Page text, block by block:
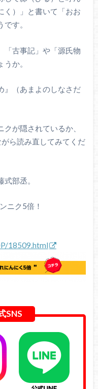
く）」と書いて「おお
す。
「古事記」や「源氏物
か。
』（あまよのしなさだ
が隠されているか、
ら読み直してみてくだ
部丞。
ニク5倍！
18509.html
SNS